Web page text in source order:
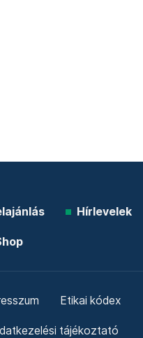
Hírlevelek
Etikai kódex
tájékoztató